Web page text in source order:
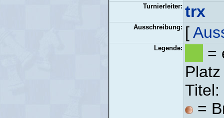
Turnierleiter: trx
Ausschreibung: [
Legende:
=
Platz
Titel:
=